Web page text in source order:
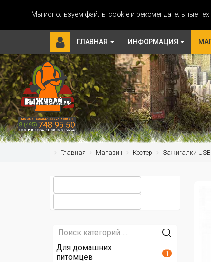
Мы используем файлы cookie и рекомендательные
ГЛАВНАЯ ИНФОРМАЦИЯ
Главная Магазин Костер Зажигалки
Для домашних
питомцев
1